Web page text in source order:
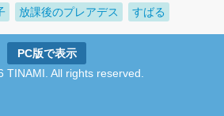
放課後のプレアデス すばる
PC版で表示
TINAMI. All rights reserved.